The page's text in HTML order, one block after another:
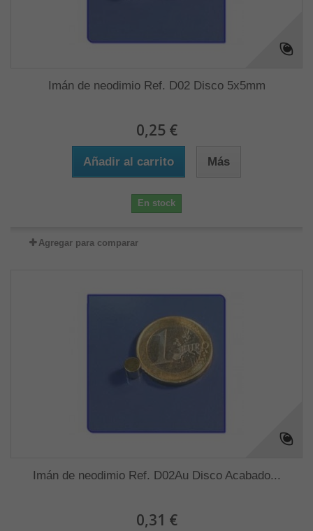
Imán de neodimio Ref. D02 Disco 5x5mm
0,25 €
Añadir al carrito Más
En stock
Agregar para comparar
Imán de neodimio Ref. D02Au Disco Acabado...
0,31 €